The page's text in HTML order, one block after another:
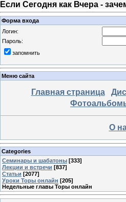
Если Сегодня как Вчера -
Форма входа
Логин:
Пароль:
запомнить
Меню сайта
Главная страница
О
Categories
Семинары и шабатоны [333]
Лекции и встречи [837]
Статьи [2077]
Уроки Торы онлайн [205]
Недельные главы Торы онлайн